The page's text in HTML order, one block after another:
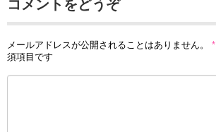
コメントをどうぞ
メールアドレスが公開されることはありません。 *
須項目です